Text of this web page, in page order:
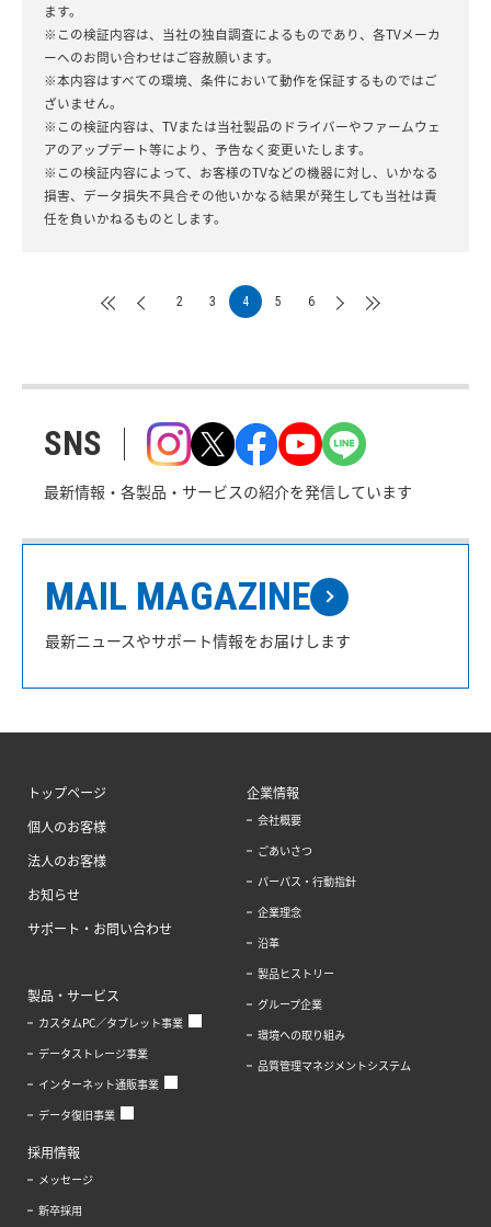
ます。
※この検証内容は、当社の独自調査によるものであり、各TVメーカ
ーへのお問い合わせはご容赦願います。
※本内容はすべての環境、条件において動作を保証するものではご
ざいません。
※この検証内容は、TVまたは当社製品のドライバーやファームウェ
アのアップデート等により、予告なく変更いたします。
※この検証内容によって、お客様のTVなどの機器に対し、いかなる
損害、データ損失不具合その他いかなる結果が発生しても当社は責
任を負いかねるものとします。
2 3 4 5 6
SNS
最新情報・各製品・サービスの紹介を発信しています
MAIL MAGAZINE
最新ニュースやサポート情報をお届けします
トップページ
個人のお客様
法人のお客様
お知らせ
サポート・お問い合わせ
製品・サービス
カスタムPC／タブレット事業
データストレージ事業
インターネット通販事業
データ復旧事業
企業情報
会社概要
ごあいさつ
パーパス・行動指針
企業理念
沿革
製品ヒストリー
グループ企業
環境への取り組み
品質管理マネジメントシステム
採用情報
メッセージ
新卒採用